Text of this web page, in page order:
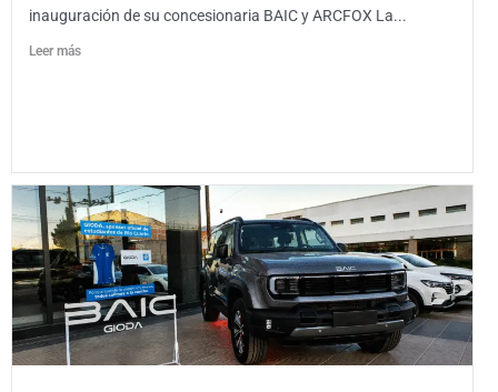
inauguración de su concesionaria BAIC y ARCFOX La...
Leer más